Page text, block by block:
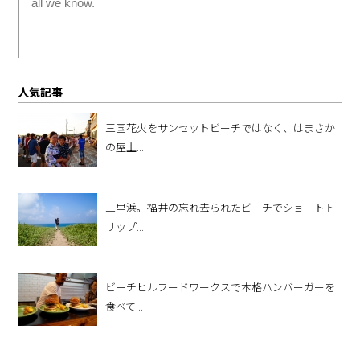
人気記事
三国花火をサンセットビーチではなく、はまさか
の屋上...
三里浜。福井の忘れ去られたビーチでショートト
リップ...
ビーチヒルフードワークスで本格ハンバーガーを
食べて...